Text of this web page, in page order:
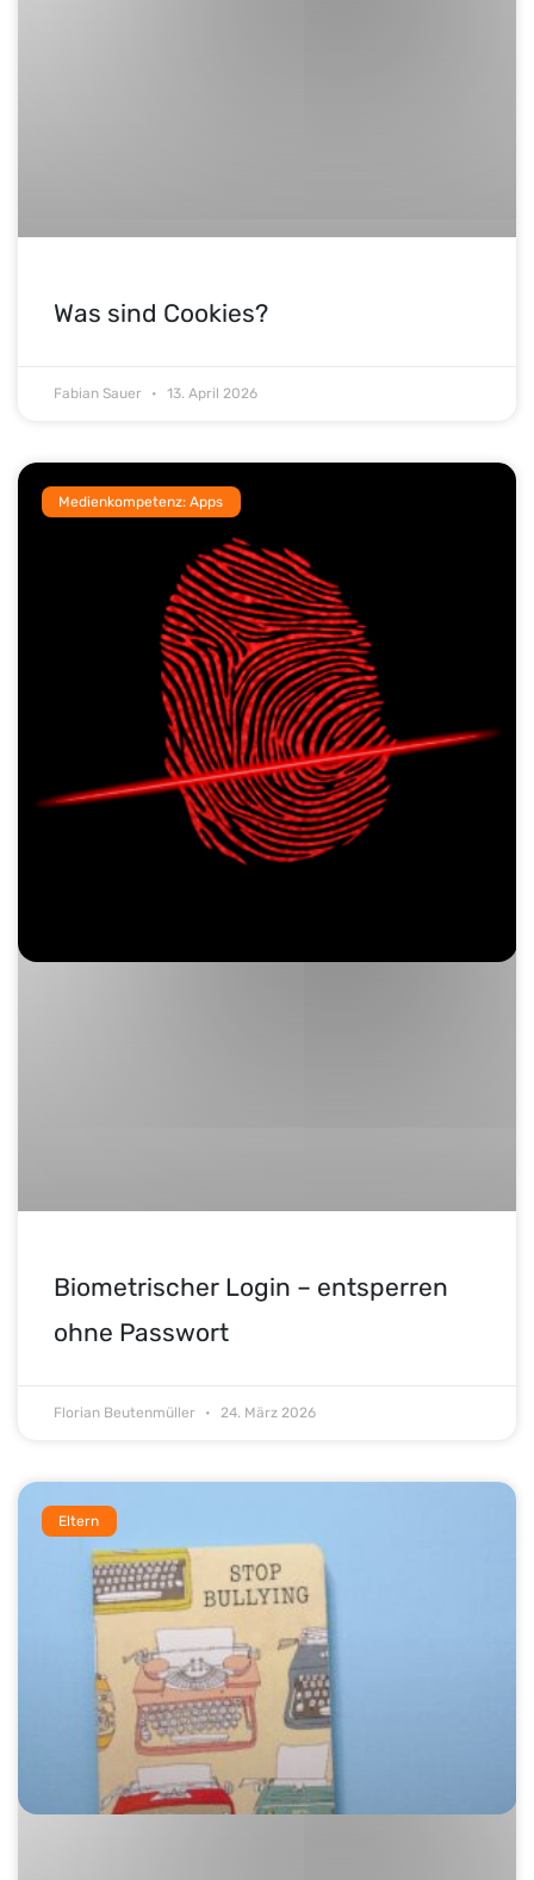
Was sind Cookies?
Fabian Sauer 13. April 2026
Medienkompetenz: Apps
Biometrischer Login – entsperren
ohne Passwort
Florian Beutenmüller 24. März 2026
Eltern